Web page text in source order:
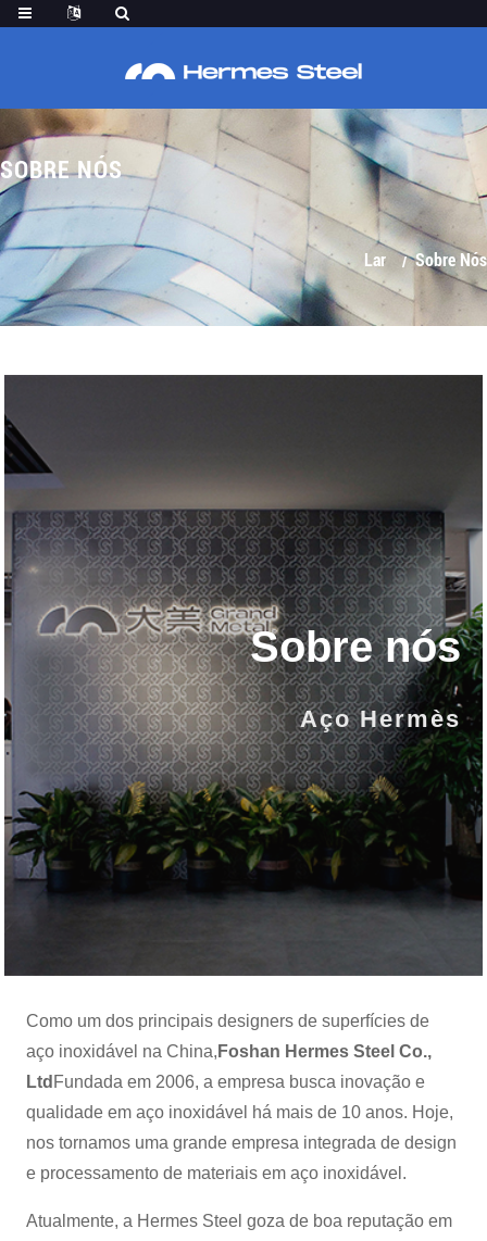
SOBRE NÓS
Lar Sobre Nós
Sobre nós
Aço Hermès
Como um dos principais designers de superfícies de
aço inoxidável na China, Foshan Hermes Steel Co.,
Ltd Fundada em 2006, a empresa busca inovação e
qualidade em aço inoxidável há mais de 10 anos. Hoje,
nos tornamos uma grande empresa integrada de design
e processamento de materiais em aço inoxidável.
Atualmente, a Hermes Steel goza de boa reputação em